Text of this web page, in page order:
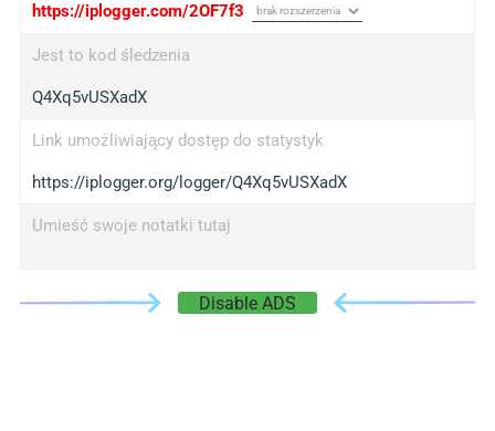
https://iplogger.com/2OF7f3
Jest to kod śledzenia
Q4Xq5vUSXadX
Link umożliwiający dostęp do statystyk
https://iplogger.org/logger/Q4Xq5vUSXadX
Umieść swoje notatki tutaj
Disable ADS